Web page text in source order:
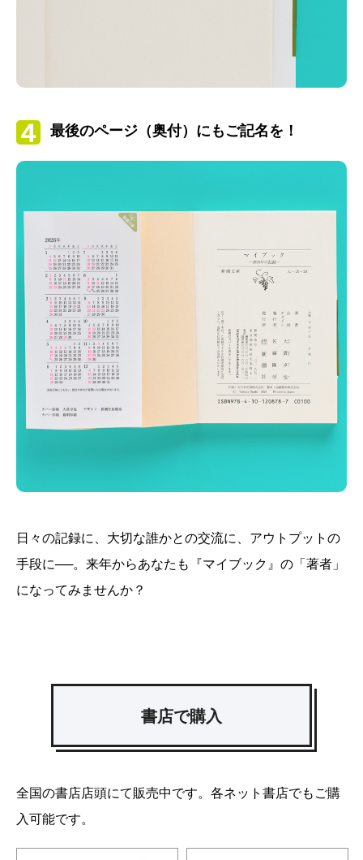
最後のページ（奥付）にもご記名を！
日々の記録に、大切な誰かとの交流に、アウトプットの
手段に──。来年からあなたも『マイブック』の「著者」
になってみませんか？
書店で購入
全国の書店店頭にて販売中です。各ネット書店でもご購
入可能です。